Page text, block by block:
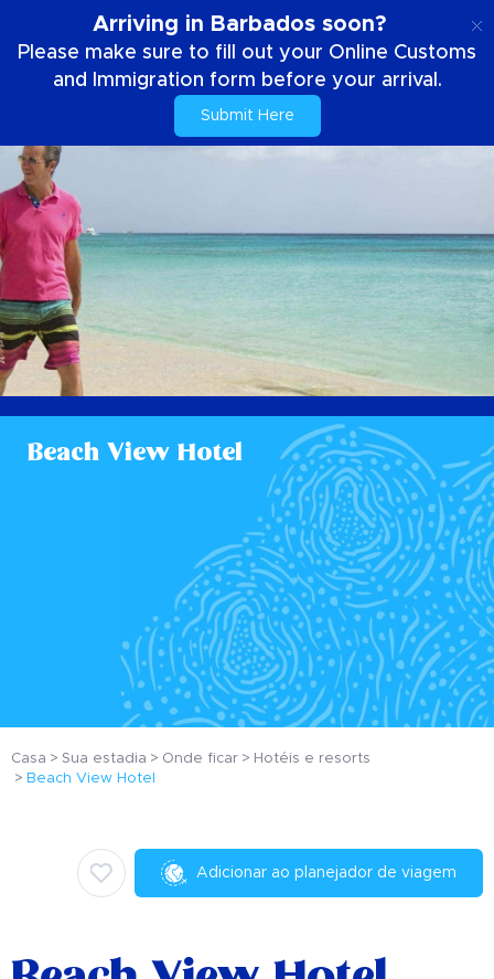
Arriving in Barbados soon?
Please make sure to fill out your Online Customs
and Immigration form before your arrival.
Submit Here
Beach View Hotel
Casa Sua estadia Onde ficar
Hotéis e resorts
Beach View Hotel
Adicionar ao planejador de viagem